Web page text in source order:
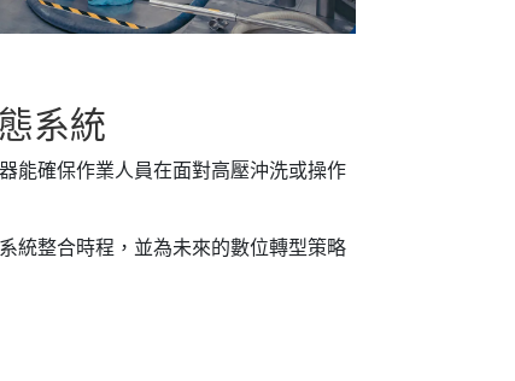
系統
能確保作業人員在面對高壓沖洗或操作
統整合時程，並為未來的數位轉型策略